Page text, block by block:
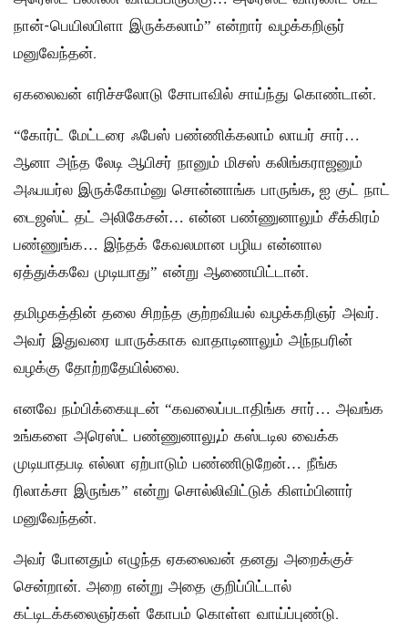
நான்-பெயிலபிளா இருக்கலாம்” என்றார் வழக்கறிஞர்
மனுவேந்தன்.
ஏகலைவன் எரிச்சலோடு சோபாவில் சாய்ந்து கொண்டான்.
“கோர்ட் மேட்டரை ஃபேஸ் பண்ணிக்கலாம் லாயர் சார்…
ஆனா அந்த லேடி ஆபிசர் நானும் மிசஸ் கலிங்கராஜனும்
அஃபயர்ல இருக்கோம்னு சொன்னாங்க பாருங்க, ஐ குட் நாட்
டைஜஸ்ட் தட் அலிகேசன்… என்ன பண்ணுனாலும் சீக்கிரம்
பண்ணுங்க… இந்தக் கேவலமான பழிய என்னால
ஏத்துக்கவே முடியாது” என்று ஆணையிட்டான்.
தமிழகத்தின் தலை சிறந்த குற்றவியல் வழக்கறிஞர் அவர்.
அவர் இதுவரை யாருக்காக வாதாடினாலும் அந்நபரின்
வழக்கு தோற்றதேயில்லை.
எனவே நம்பிக்கையுடன் “கவலைப்படாதிங்க சார்… அவங்க
உங்களை அரெஸ்ட் பண்ணுனாலு,ம் கஸ்டடில வைக்க
முடியாதபடி எல்லா ஏற்பாடும் பண்ணிடுறேன்… நீங்க
ரிலாக்சா இருங்க” என்று சொல்லிவிட்டுக் கிளம்பினார்
மனுவேந்தன்.
அவர் போனதும் எழுந்த ஏகலைவன் தனது அறைக்குச்
சென்றான். அறை என்று அதை குறிப்பிட்டால்
கட்டிடக்கலைஞர்கள் கோபம் கொள்ள வாய்ப்புண்டு.